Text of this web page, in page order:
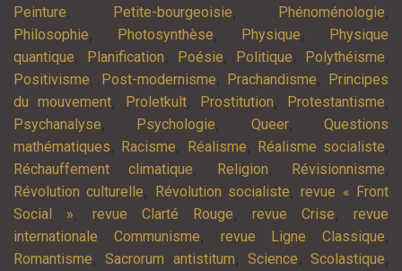
Peinture, Petite-bourgeoisie, Phénoménologie,
Philosophie, Photosynthèse, Physique,
Physique
quantique, Planification, Poésie, Politique, Polythéisme,
Positivisme, Post-modernisme, Prachandisme,
Principes
du mouvement, Proletkult, Prostitution, Protestantisme,
Psychanalyse, Psychologie, Queer,Questions
mathématiques, Racisme, Réalisme, Réalisme socialiste,
Réchauffement climatique, Religion, Révisionnisme,
Révolution culturelle, Révolution socialiste,revue « Front
Social », revue Clarté Rouge, revue Crise, revue
internationale Communisme, revue Ligne Classique,
Romantisme,Sacrorum antistitum, Science, Scolastique,